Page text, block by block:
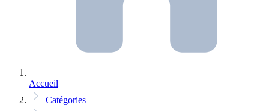
Accueil
Catégories